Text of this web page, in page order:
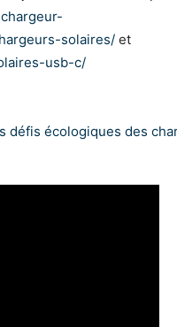
chargeur-
solaires/ et
usb-c/